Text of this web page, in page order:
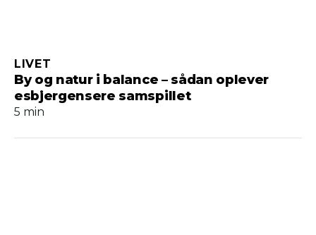
By og natur i balance – sådan oplever
esbjergensere samspillet
LIVET
5 min